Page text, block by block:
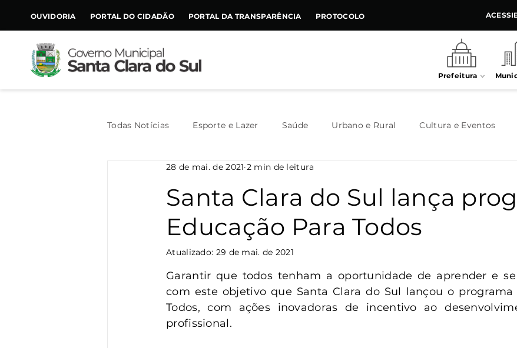
CONTEÚDO
OUVIDORIA PORTAL DO CIDADÃO PORTAL DA TRANSPARÊNCIA PROTOCOLO
Prefeitura
Todas Notícias Esporte e Lazer Saúde Urbano e Rural Cultura e Eventos
Assistência Social Geral Meio Ambiente
Agricultura Habitação Destaque Legislativo
Santa Clara do Sul lança
Educação Para Todos
28 de mai. de 2021 2 min de leitura
Atualizado: 29 de mai. de 2021
Garantir que todos tenham a oportunidade de aprender e se
com este objetivo que Santa Clara do Sul lançou o programa
Todos, com ações inovadoras de incentivo ao
profissional.